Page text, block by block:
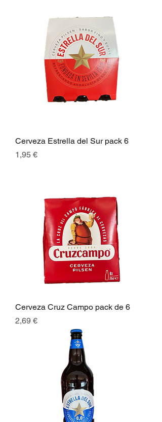
Cerveza Estrella del Sur pack 6
Preis
1,95 €
Cerveza Cruz Campo pack de 6
Preis
2,69 €